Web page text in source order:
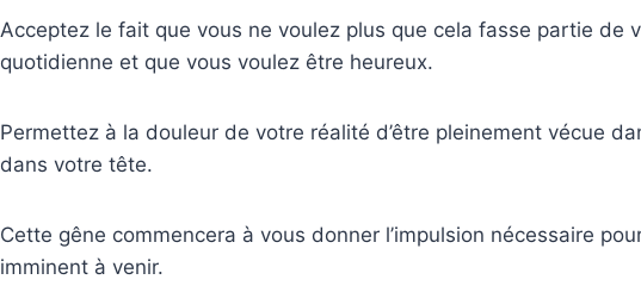
Acceptez le fait que vous ne voulez plus que cela fasse partie de
quotidienne et que vous voulez être heureux.
Permettez à la douleur de votre réalité d’être pleinement vécue
dans votre tête.
Cette gêne commencera à vous donner l’impulsion nécessaire
imminent à venir.